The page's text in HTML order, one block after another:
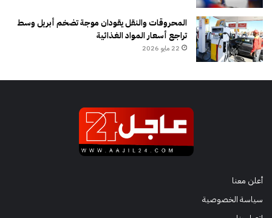
المحروقات والنقل يقودان موجة تضخم أبريل وسط
تراجع أسعار المواد الغذائية
22 مايو 2026
أعلن معنا
سياسة الخصوصية